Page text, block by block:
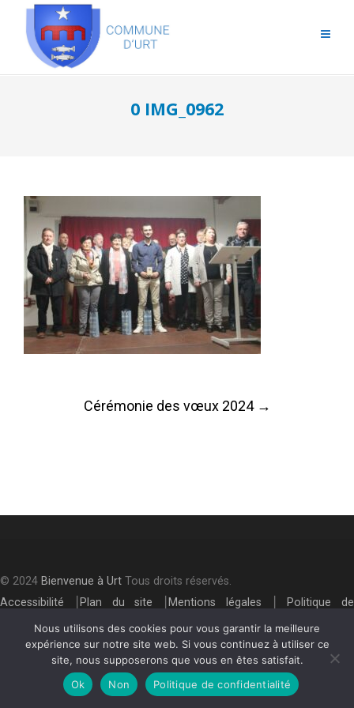
0 IMG_0962
Cérémonie des vœux 2024 →
© 2024 Bienvenue à Urt Tous droits réservés.
Accessibilité
Plan du site Mentions légales
Politique de
confidentialité
Nous utilisons des cookies pour vous garantir la meilleure
expérience sur notre site web. Si vous continuez à utiliser ce
site, nous supposerons que vous en êtes satisfait.
Ok
Non Politique de confidentialité